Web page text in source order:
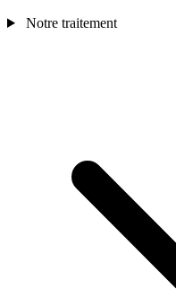
Notre traitement